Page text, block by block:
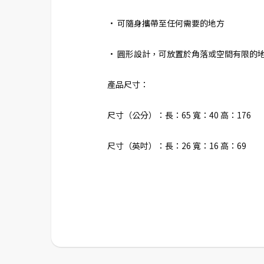
• 可隨身攜帶至任何需要的地方
• 圓形設計，可放置於角落或空間有限的
產品尺寸：
尺寸（公分）：長：65 寬：40 高：176
尺寸（英吋）：長：26 寬：16 高：69